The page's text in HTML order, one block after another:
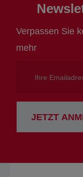
Verpassen Sie
mehr
Emailadresse
JETZT